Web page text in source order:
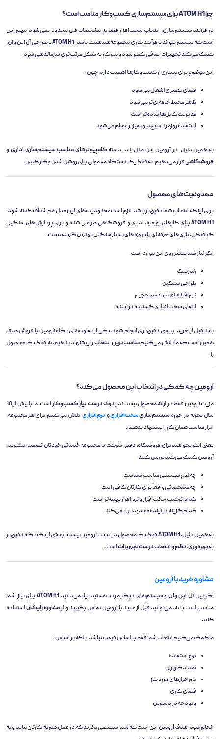
چرا ATOM H1 برای سیستم‌سازی کسب‌وکار مناسب است؟
در فرآیند سیستم‌سازی، انتخاب سخت‌افزار فقط به مشخصات فنی محدود نمی‌شود. مهم این
است که سیستم بتواند با فرآیند کاری مجموعه هماهنگ باشد.ATOM H1با طراحی آل این وان،
کمک می‌کند تجهیزات اضافی کمتر شود و میز کار به شکل مرتب‌تری سازماندهی شود.
این موضوع برای بسیاری از کسب‌وکارها اهمیت دارد، چون:
فضای کمتری اشغال می‌شود
ظاهر محیط حرفه‌ای‌تر می‌شود
مدیریت کابل‌ها ساده‌تر است
استفاده روزمره سریع‌تر و تمیزتر انجام می‌شود
به همین دلیل، در آرومین این مدل را در دستهکامپیوترهای مناسب سیستم‌سازی اداری و
فروشگاهیقرار می‌دهیم؛ نه فقط یک دستگاه معمولی برای روشن شدن و کار کردن.
محدودیت‌های محصول
برای اینکه انتخاب شما دقیق‌تر باشد، لازم است محدودیت‌های این مدل هم شفاف گفته شود.
ATOM H1برای کارهای روزمره، اداری و فروشگاهی طراحی شده و برای پردازش‌های سنگین
گرافیکی، بازی‌های حرفه‌ای یا پروژه‌های بسیار سنگین بهترین گزینه نیست.
اگر نیاز شما بیشتر روی این موارد است:
رندرینگ
طراحی سنگین
نرم‌افزارهای مهندسی حجیم
ارتقای سخت‌افزاری گسترده در آینده
باید قبل از خرید، بررسی دقیق‌تری انجام شود. یکی از تفاوت‌های نگاه آرومین با فروش صرف
همین است که ما تلاش می‌کنیممناسب‌ترین انتخابرا پیشنهاد بدهیم، نه فقط یک محصول
را.
آرومین چه کمکی در انتخاب این محصول می‌کند؟
مزیت آرومین فقط در ارائه محصول نیست؛ دردرک درست نیاز کسب‌وکار
است. ما با بیش از 10
سال تجربه در حوزهسیستم‌سازیسخت‌افزاریو نرم‌افزاری، تلاش می‌کنیم برای هر مجموعه،
ابزار مناسب همان کار را پیشنهاد بدهیم.
یعنی اگر بخواهید برای فروشگاه، دفتر، شرکت یا مجموعه خدماتی خودتان تصمیم بگیرید،
آرومین کمک می‌کند بررسی کنید:
چه نوع سیستمی مناسب شماست
چه مشخصاتی واقعاً برای کارتان کافی است
کدام ترکیب سخت‌افزار و نرم‌افزار بهینه‌تر است
کدام گزینه در آینده محدودتان نمی‌کند
به همین دلیل،ATOM H1فقط یک محصول در سایت آرومین نیست؛ بخشی از یک نگاه دقیق‌تر
بهبهره‌وری، نظم و انتخاب درست تجهیزاتاست.
مشاوره خرید با آرومین
اگر بینآل این وان و سیستم‌های دیگر مردد هستید، یا نمی‌دانیدATOM H1برای نیاز شما
مناسب است یا نه، می‌توانید قبل از خرید با آرومین تماس بگیرید و ازمشاوره رایگاناستفاده
کنید.
ما کمک می‌کنیم انتخاب شما فقط بر اساس قیمت نباشد، بلکه بر اساس:
نوع استفاده
تعداد کاربران
نرم‌افزارهای مورد نیاز
فضای کاری
و بودجه در دسترس
انجام شود. هدف آرومین این است که شما سیستمی بخرید که در عمل هم به کارتان بیاید و به